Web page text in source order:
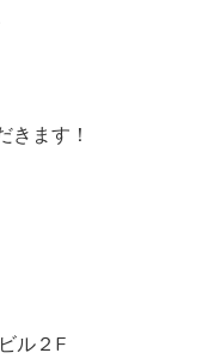
きます！
ル２F